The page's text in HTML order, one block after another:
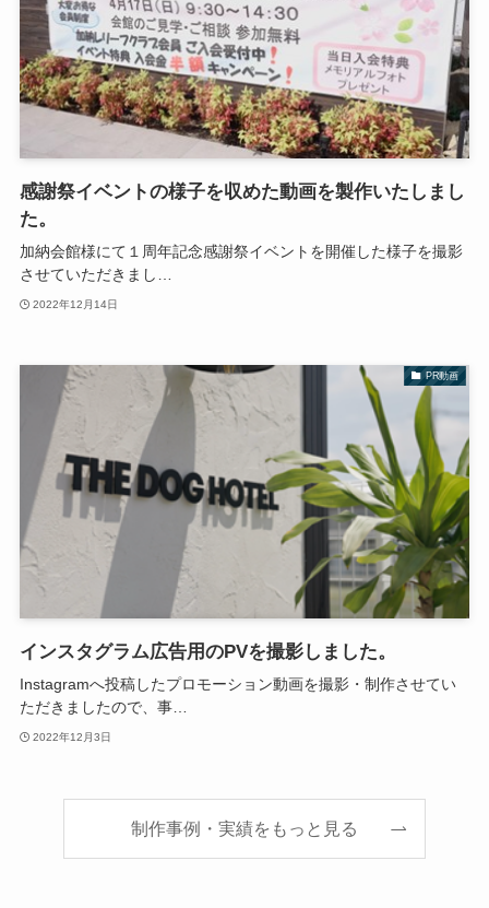
感謝祭イベントの様子を収めた動画を製作いたしまし
た。
加納会館様にて１周年記念感謝祭イベントを開催した様子を撮影
させていただきまし…
2022年12月14日
PR動画
インスタグラム広告用のPVを撮影しました。
Instagramへ投稿したプロモーション動画を撮影・制作させてい
ただきましたので、事…
2022年12月3日
制作事例・実績をもっと見る